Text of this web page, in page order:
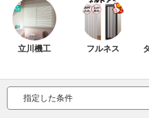
立川機工 フルネス
指定した条件